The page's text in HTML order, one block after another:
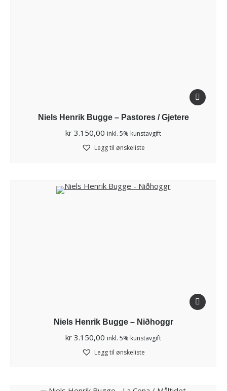
Niels Henrik Bugge – Pastores / Gjetere
kr 3.150,00 inkl. 5% kunstavgift
Legg til ønskeliste
Niels Henrik Bugge – Niðhoggr
kr 3.150,00 inkl. 5% kunstavgift
Legg til ønskeliste